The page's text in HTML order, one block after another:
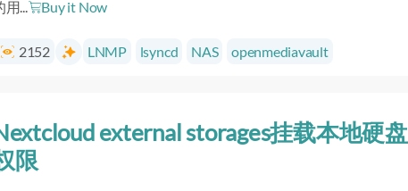
用...
Buy it Now
2152 LNMP lsyncd NAS openmediavault
external storages挂载本地硬盘
限